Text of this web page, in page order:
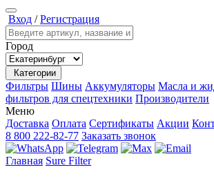
Вход /Регистрация
Город
Категории
Фильтры Шины Аккумуляторы Масла и
фильтров для спецтехники Производители
Меню
Доставка Оплата Сертификаты Акции
8 800 222-82-77 Заказать звонок
Главная Sure Filter